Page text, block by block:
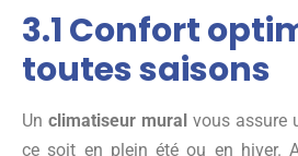
3.1 Confort
toutes saisons
Un climatiseur mural vous assure
ce soit en plein été ou en hiver.